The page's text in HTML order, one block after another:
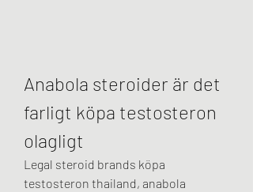
Anabola steroider är det
farligt köpa testosteron
olagligt
Legal steroid brands köpa
testosteron thailand, anabola